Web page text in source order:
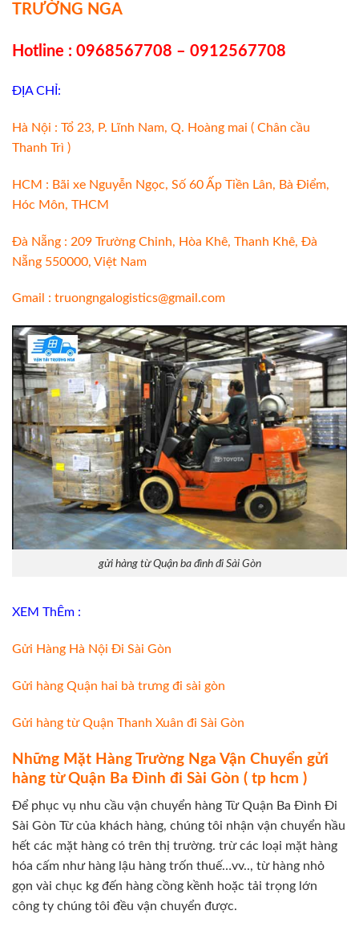
TRƯỜNG NGA
Hotline : 0968567708 – 0912567708
ĐỊA CHỈ:
Hà Nội : Tổ 23, P. Lĩnh Nam, Q. Hoàng mai ( Chân cầu
Thanh Trì )
HCM : Bãi xe Nguyễn Ngọc, Số 60 Ấp Tiền Lân, Bà Điểm,
Hóc Môn, THCM
Đà Nẵng : 209 Trường Chinh, Hòa Khê, Thanh Khê, Đà
Nẵng 550000, Việt Nam
Gmail : truongngalogistics@gmail.com
gửi hàng từ Quận ba đình đi Sài Gòn
XEM ThÊm :
Gửi Hàng Hà Nội Đi Sài Gòn
Gửi hàng Quận hai bà trưng đi sài gòn
Gửi hàng từ Quận Thanh Xuân đi Sài Gòn
Những Mặt Hàng Trường Nga Vận Chuyển gửi
hàng từ Quận Ba Đình đi Sài Gòn ( tp hcm )
Để phục vụ nhu cầu vận chuyển hàng Từ Quận Ba Đình Đi
Sài Gòn Từ của khách hàng, chúng tôi nhận vận chuyển hầu
hết các mặt hàng có trên thị trường. trừ các loại mặt hàng
hóa cấm như hàng lậu hàng trốn thuế…vv.., từ hàng nhỏ
gọn vài chục kg đến hàng cồng kềnh hoặc tải trọng lớn
công ty chúng tôi đều vận chuyển được.